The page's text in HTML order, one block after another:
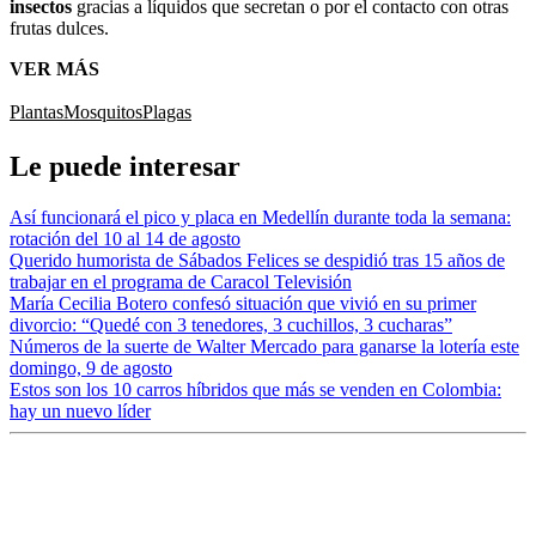
insectos gracias a líquidos que secretan o por el contacto con otras
frutas dulces.
VER MÁS
PlantasMosquitosPlagas
Le puede interesar
Así funcionará el pico y placa en Medellín durante toda la semana:
rotación del 10 al 14 de agosto
Querido humorista de Sábados Felices se despidió tras 15 años de
trabajar en el programa de Caracol Televisión
María Cecilia Botero confesó situación que vivió en su primer
divorcio: “Quedé con 3 tenedores, 3 cuchillos, 3 cucharas”
Números de la suerte de Walter Mercado para ganarse la lotería este
domingo, 9 de agosto
Estos son los 10 carros híbridos que más se venden en Colombia:
hay un nuevo líder